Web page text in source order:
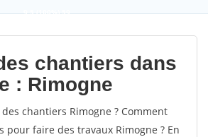
9,5(100%)59
votes
chantiers dans
: Rimogne
chantiers Rimogne ? Comment
pour faire des travaux Rimogne ? En